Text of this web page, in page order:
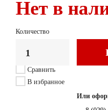
Нет в
Количество
Сравнить
В избранное
Или